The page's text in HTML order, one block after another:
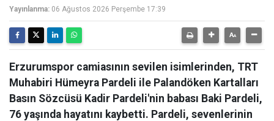
Yayınlanma: 06 Ağustos 2026 Perşembe 17:39
Erzurumspor camiasının sevilen isimlerinden, TRT
Muhabiri Hümeyra Pardeli ile Palandöken Kartalları
Basın Sözcüsü Kadir Pardeli'nin babası Baki Pardeli,
76 yaşında hayatını kaybetti. Pardeli, sevenlerinin